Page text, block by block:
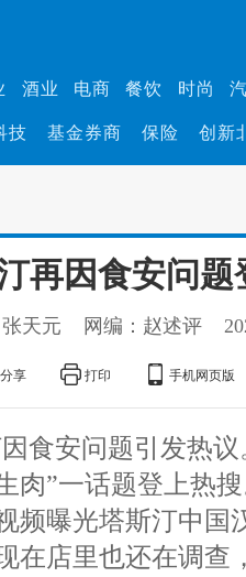
酒业 电商 餐饮 时尚
技 基金券商 保险 创新
再因食安问题
天元 网编：赵述评
分享 打印 手机网页版
食安问题引发热议
肉”一话题登上热
频曝光塔斯汀中国
在店里也还在调查